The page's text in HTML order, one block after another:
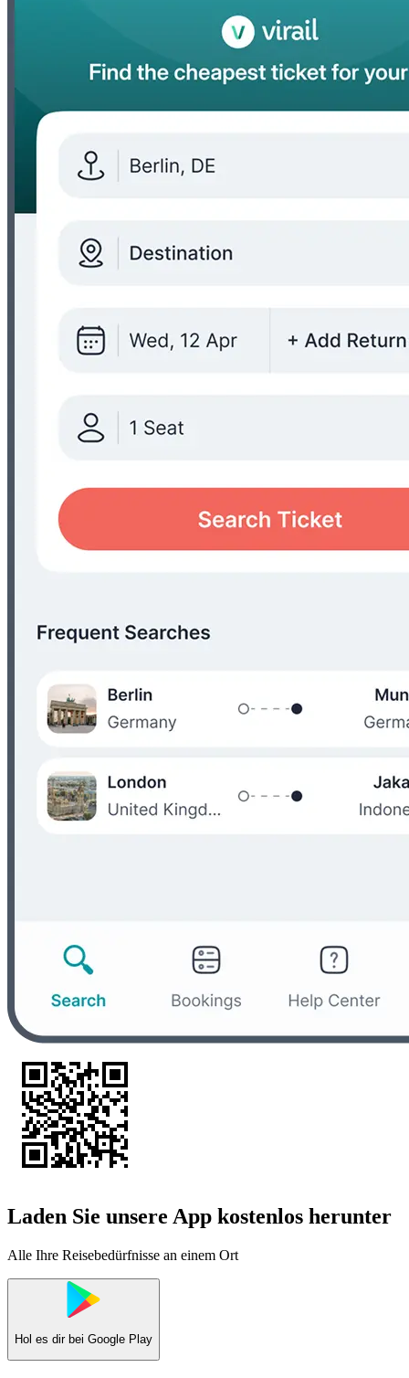
Laden Sie unsere App kostenlos herunter
Alle Ihre Reisebedürfnisse an einem Ort
Hol es dir bei Google Play